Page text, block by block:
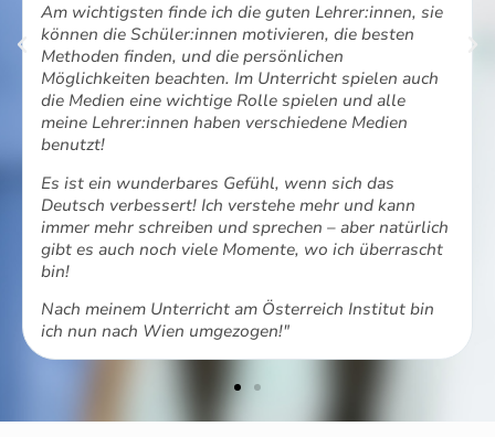
Am wichtigsten finde ich die guten Lehrer:innen, sie
können die Schüler:innen motivieren, die besten
Methoden finden, und die persönlichen
Möglichkeiten beachten. Im Unterricht spielen auch
die Medien eine wichtige Rolle spielen und alle
meine Lehrer:innen haben verschiedene Medien
benutzt!
Es ist ein wunderbares Gefühl, wenn sich das
Deutsch verbessert! Ich verstehe mehr und kann
immer mehr schreiben und sprechen – aber natürlich
gibt es auch noch viele Momente, wo ich überrascht
bin!
Nach meinem Unterricht am Österreich Institut bin
ich nun nach Wien umgezogen!"